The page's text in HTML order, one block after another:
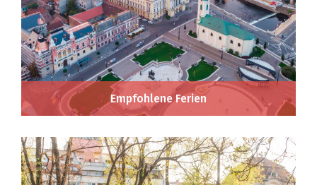
Empfohlene Ferien